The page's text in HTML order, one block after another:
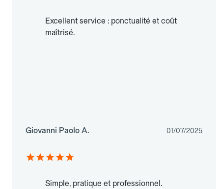
Excellent service : ponctualité et coût
maîtrisé.
Giovanni Paolo A. 01/07/2025
Simple, pratique et professionnel.